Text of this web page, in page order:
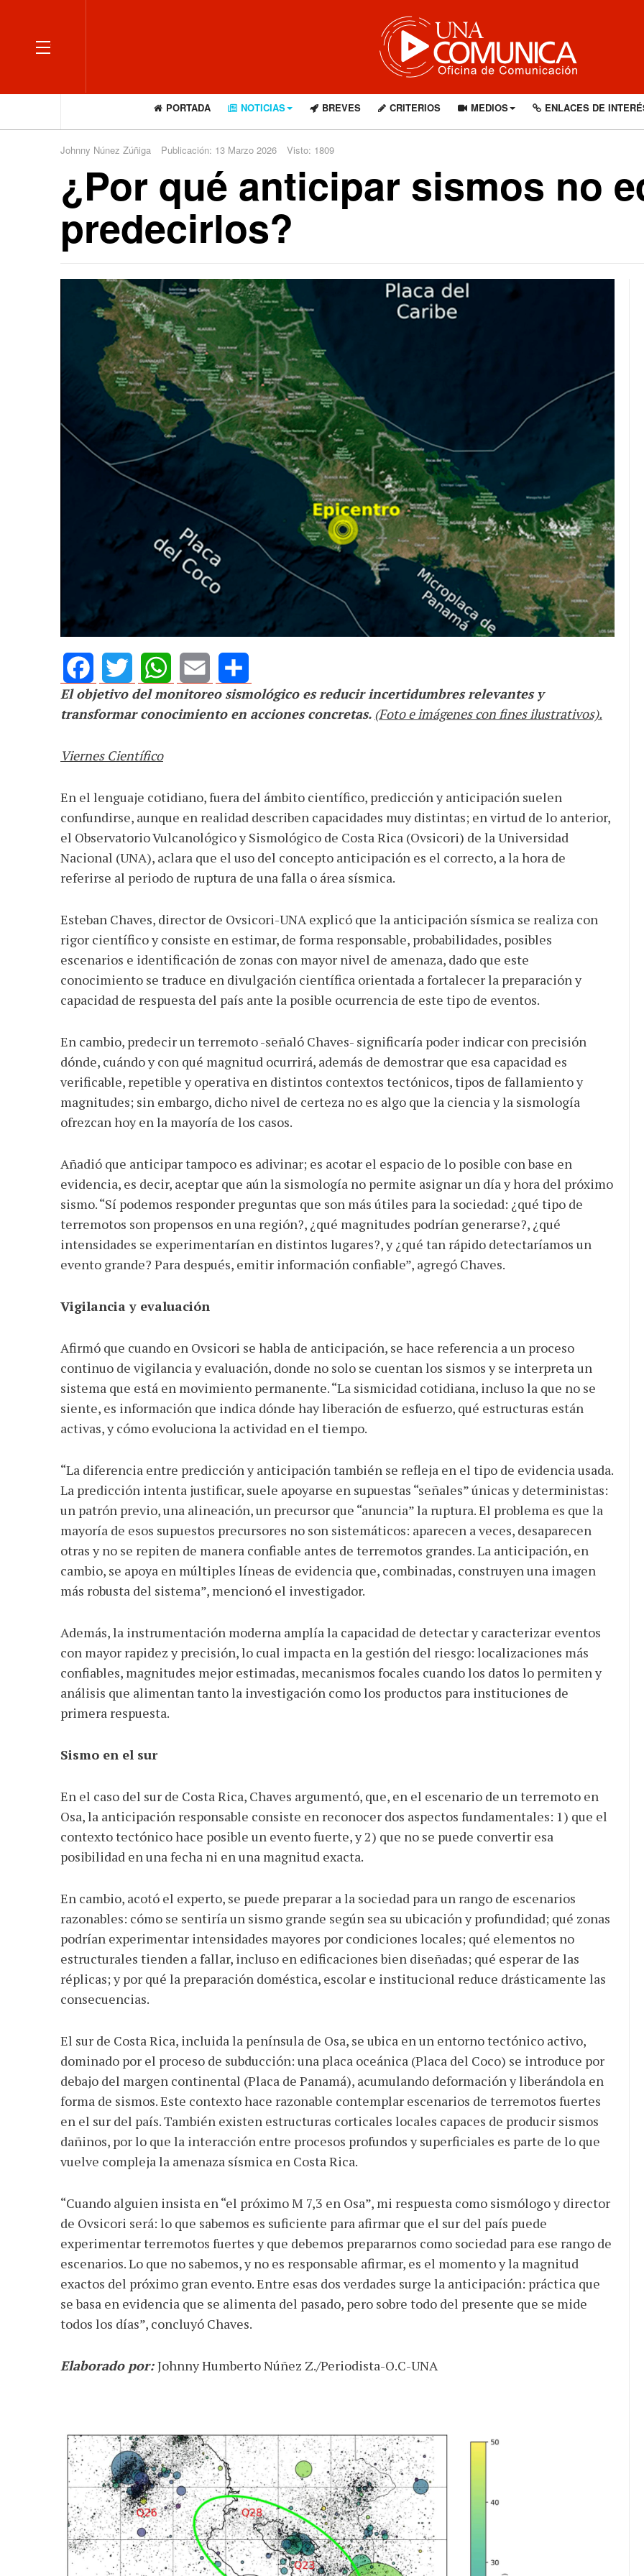
OFF CANVAS
PORTADA NOTICIAS BREVES CRITERIOS MEDIOS ENLACES DE
Johnny Núnez Zúñiga Publicación: 13 Marzo 2026 Visto: 1809
¿Por qué anticipar sismos no
predecirlos?
FacebookTwitterWhatsApp
Email Share
El objetivo del monitoreo sismológico es reducir incertidumbres relevantes y
transformar conocimiento en acciones concretas. (Foto e imágenes con fines ilustrativos).
Viernes Científico
En el lenguaje cotidiano, fuera del ámbito científico, predicción y anticipación suelen
confundirse, aunque en realidad describen capacidades muy distintas; en virtud de lo anterior,
el Observatorio Vulcanológico y Sismológico de Costa Rica (Ovsicori) de la Universidad
Nacional (UNA), aclara que el uso del concepto anticipación es el correcto, a la hora de
referirse al periodo de ruptura de una falla o área sísmica.
Esteban Chaves, director de Ovsicori-UNA explicó que la anticipación sísmica se realiza con
rigor científico y consiste en estimar, de forma responsable, probabilidades, posibles
escenarios e identificación de zonas con mayor nivel de amenaza, dado que este
conocimiento se traduce en divulgación científica orientada a fortalecer la preparación y
capacidad de respuesta del país ante la posible ocurrencia de este tipo de eventos.
En cambio, predecir un terremoto -señaló Chaves- significaría poder indicar con precisión
dónde, cuándo y con qué magnitud ocurrirá, además de demostrar que esa capacidad es
verificable, repetible y operativa en distintos contextos tectónicos, tipos de fallamiento y
magnitudes; sin embargo, dicho nivel de certeza no es algo que la ciencia y la sismología
ofrezcan hoy en la mayoría de los casos.
Añadió que anticipar tampoco es adivinar; es acotar el espacio de lo posible con base en
evidencia, es decir, aceptar que aún la sismología no permite asignar un día y hora del próximo
sismo. “Sí podemos responder preguntas que son más útiles para la sociedad: ¿qué tipo de
terremotos son propensos en una región?, ¿qué magnitudes podrían generarse?, ¿qué
intensidades se experimentarían en distintos lugares?, y ¿qué tan rápido detectaríamos un
evento grande? Para después, emitir información confiable”, agregó Chaves.
Vigilancia y evaluación
Afirmó que cuando en Ovsicori se habla de anticipación, se hace referencia a un proceso
continuo de vigilancia y evaluación, donde no solo se cuentan los sismos y se interpreta un
sistema que está en movimiento permanente. “La sismicidad cotidiana, incluso la que no se
siente, es información que indica dónde hay liberación de esfuerzo, qué estructuras están
activas, y cómo evoluciona la actividad en el tiempo.
“La diferencia entre predicción y anticipación también se refleja en el tipo de evidencia usada.
La predicción intenta justificar, suele apoyarse en supuestas “señales” únicas y deterministas:
un patrón previo, una alineación, un precursor que “anuncia” la ruptura. El problema es que la
mayoría de esos supuestos precursores no son sistemáticos: aparecen a veces, desaparecen
otras y no se repiten de manera confiable antes de terremotos grandes. La anticipación, en
cambio, se apoya en múltiples líneas de evidencia que, combinadas, construyen una imagen
más robusta del sistema”, mencionó el investigador.
Además, la instrumentación moderna amplía la capacidad de detectar y caracterizar eventos
con mayor rapidez y precisión, lo cual impacta en la gestión del riesgo: localizaciones más
confiables, magnitudes mejor estimadas, mecanismos focales cuando los datos lo permiten y
análisis que alimentan tanto la investigación como los productos para instituciones de
primera respuesta.
Sismo en el sur
En el caso del sur de Costa Rica, Chaves argumentó, que, en el escenario de un terremoto en
Osa, la anticipación responsable consiste en reconocer dos aspectos fundamentales: 1) que el
contexto tectónico hace posible un evento fuerte, y 2) que no se puede convertir esa
posibilidad en una fecha ni en una magnitud exacta.
En cambio, acotó el experto, se puede preparar a la sociedad para un rango de escenarios
razonables: cómo se sentiría un sismo grande según sea su ubicación y profundidad; qué zonas
podrían experimentar intensidades mayores por condiciones locales; qué elementos no
estructurales tienden a fallar, incluso en edificaciones bien diseñadas; qué esperar de las
réplicas; y por qué la preparación doméstica, escolar e institucional reduce drásticamente las
consecuencias.
El sur de Costa Rica, incluida la península de Osa, se ubica en un entorno tectónico activo,
dominado por el proceso de subducción: una placa oceánica (Placa del Coco) se introduce por
debajo del margen continental (Placa de Panamá), acumulando deformación y liberándola en
forma de sismos. Este contexto hace razonable contemplar escenarios de terremotos fuertes
en el sur del país. También existen estructuras corticales locales capaces de producir sismos
dañinos, por lo que la interacción entre procesos profundos y superficiales es parte de lo que
vuelve compleja la amenaza sísmica en Costa Rica.
“Cuando alguien insista en “el próximo M 7,3 en Osa”, mi respuesta como sismólogo y director
de Ovsicori será: lo que sabemos es suficiente para afirmar que el sur del país puede
experimentar terremotos fuertes y que debemos prepararnos como sociedad para ese rango de
escenarios. Lo que no sabemos, y no es responsable afirmar, es el momento y la magnitud
exactos del próximo gran evento. Entre esas dos verdades surge la anticipación: práctica que
se basa en evidencia que se alimenta del pasado, pero sobre todo del presente que se mide
todos los días”, concluyó Chaves.
Elaborado por:Johnny Humberto Núñez Z./Periodista-O.C-UNA
AGOSTO 05, 2026
Consejo Universitario llama a
defender la democracia
JULIO 24, 2026
Rechazo al reparto desigual
de ganancias es mayor
cuando hubo esfuerzo